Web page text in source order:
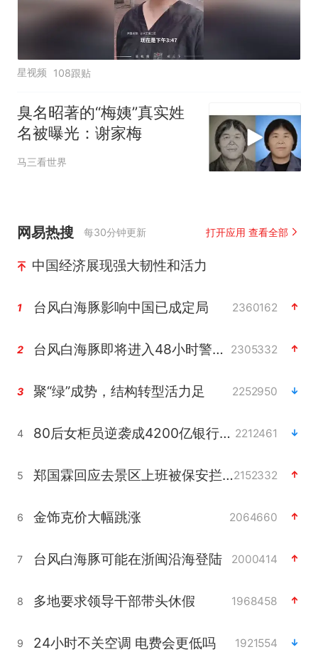
星视频 108跟贴
臭名昭著的“梅姨”真实姓
名被曝光：谢家梅
马三看世界
网易热搜 每30分钟更新 打开应用 查看全部
中国经济展现强大韧性和活力
1 台风白海豚影响中国已成定局 2360162
2 台风白海豚即将进入48小时警戒线 2305332
3 聚“绿”成势，结构转型活力足 2252950
4 80后女柜员逆袭成4200亿银行副行长 2212461
5 郑国霖回应去景区上班被保安拦下2152332
6 金饰克价大幅跳涨 2064660
7 台风白海豚可能在浙闽沿海登陆 2000414
8 多地要求领导干部带头休假 1968458
9 24小时不关空调 电费会更低吗 1921554